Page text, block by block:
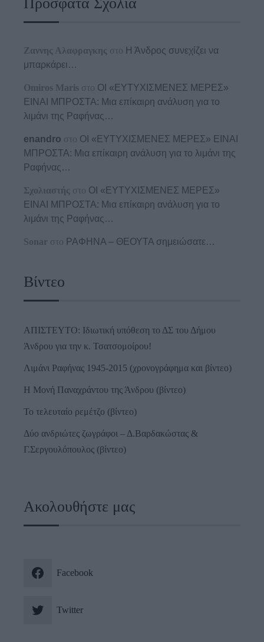
Πρόσφατα Σχόλια
Ζαννης Αλαφραγκης στο Η Άνδρος συνεχίζει να
μπαρκάρει…
Omiros Maris στο ΟΙ «ΕΥΤΥΧΙΣΜΕΝΕΣ ΜΕΡΕΣ»
ΕΙΝΑΙ ΜΠΡΟΣΤΑ: Μια επίκαιρη ανάλυση για το
λιμάνι της Ραφήνας…
enandro στο ΟΙ «ΕΥΤΥΧΙΣΜΕΝΕΣ ΜΕΡΕΣ» ΕΙΝΑΙ
ΜΠΡΟΣΤΑ: Μια επίκαιρη ανάλυση για το λιμάνι της
Ραφήνας…
Σχολιαστής στο ΟΙ «ΕΥΤΥΧΙΣΜΕΝΕΣ ΜΕΡΕΣ»
ΕΙΝΑΙ ΜΠΡΟΣΤΑ: Μια επίκαιρη ανάλυση για το
λιμάνι της Ραφήνας…
Sonar στο ΡΑΦΗΝΑ – ΘΕΟΥΤΑ σημειώσατε…
Βίντεο
ΑΠΙΣΤΕΥΤΟ: Ιδιωτική υπόθεση το ΔΣ του Δήμου
Άνδρου για την κ. Τσατσομοίρου!
Λιμάνι Ραφήνας 1945-2015 (χρονογράφημα και βίντεο)
Η Μονή Παναχράντου της Άνδρου (βίντεο)
Το τελευταίο ρεμέτζο (βίντεο)
Δύο ανδριώτες ζωγράφοι – Δ.Βαρδακώστας &
Γ.Σεργουλόπουλος (βίντεο)
Ακολουθήστε μας
Facebook
Twitter